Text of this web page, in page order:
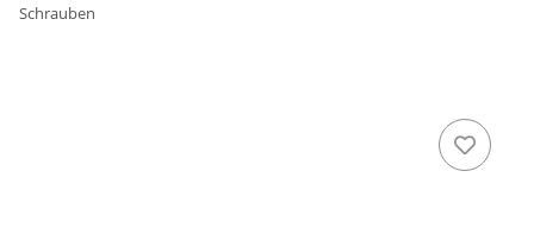
Schrauben